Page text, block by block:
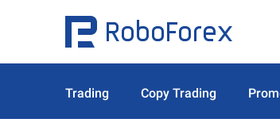
Trading Copy Trading